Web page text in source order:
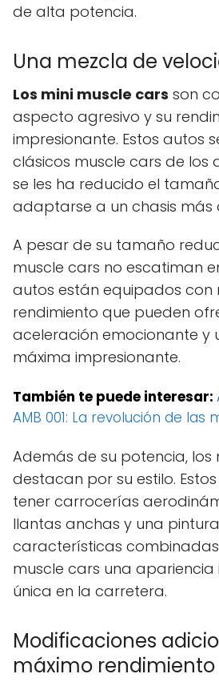
de alta potencia.
Una mezcla de
Los mini muscle cars son
aspecto agresivo y su
impresionante. Estos autos
clásicos muscle cars de los
se les ha reducido el
adaptarse a un chasis más
A pesar de su tamaño
muscle cars no escatiman
autos están equipados con
rendimiento que pueden
aceleración emocionante y
máxima impresionante.
También te puede interesar:
AMB 001: La revolución de las
Además de su potencia, los
destacan por su estilo.
tener carrocerías
llantas anchas y una
características
muscle cars una
única en la carretera.
Modificaciones
máximo rendimiento